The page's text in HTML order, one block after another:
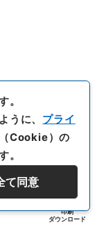
印刷
ダウンロード
。
うに、 プライ
Cookie）の
。
て同意